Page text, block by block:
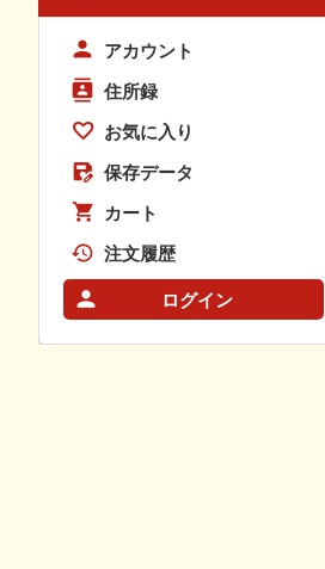
アカウント
住所録
お気に入り
保存データ
カート
注文履歴
ログイン